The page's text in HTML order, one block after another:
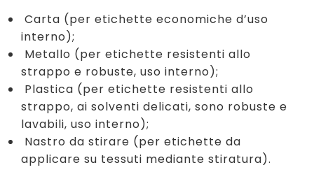
Carta (per etichette economiche d’uso
interno);
Metallo (per etichette resistenti allo
strappo e robuste, uso interno);
Plastica (per etichette resistenti allo
strappo, ai solventi delicati, sono robuste e
lavabili, uso interno);
Nastro da stirare (per etichette da
applicare su tessuti mediante stiratura).